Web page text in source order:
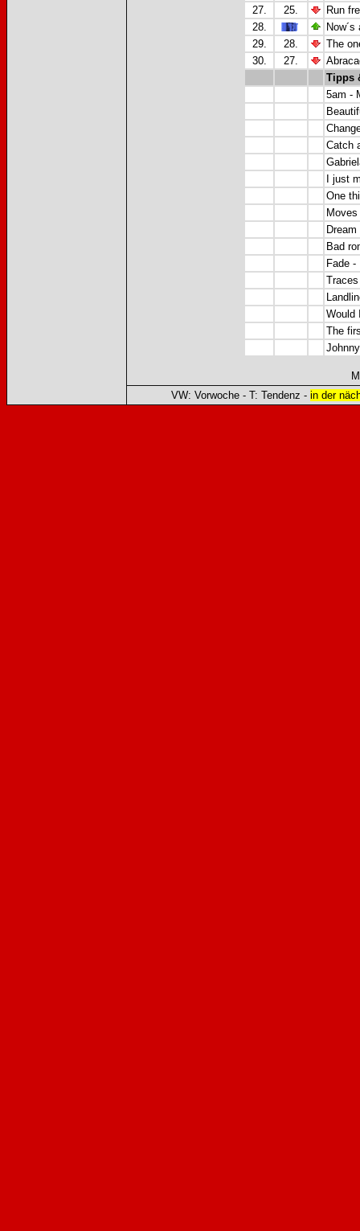
27.
25.
Run
28.
29.
28.
The
30.
27.
Tipps
5am -
Catch
I just
One
Bad
Fade -
Would
The
VW: Vorwoche - T: Tendenz - in der